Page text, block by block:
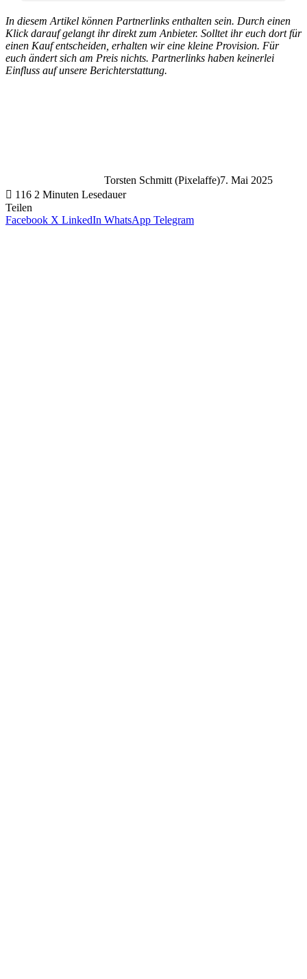
In diesem Artikel können Partnerlinks enthalten sein. Durch einen
Klick darauf gelangt ihr direkt zum Anbieter. Solltet ihr euch dort für
einen Kauf entscheiden, erhalten wir eine kleine Provision. Für
euch ändert sich am Preis nichts. Partnerlinks haben keinerlei
Einfluss auf unsere Berichterstattung.
Torsten Schmitt (Pixelaffe)7. Mai 2025
116 2 Minuten Lesedauer
Teilen
Facebook X LinkedIn WhatsApp Telegram